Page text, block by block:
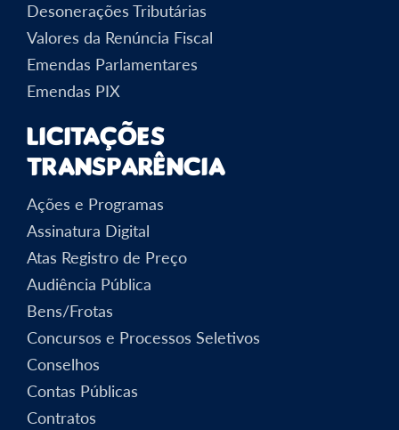
Desonerações Tributárias
Valores da Renúncia Fiscal
Emendas Parlamentares
Emendas PIX
Licitações
Transparência
Ações e Programas
Assinatura Digital
Atas Registro de Preço
Audiência Pública
Bens/Frotas
Concursos e Processos Seletivos
Conselhos
Contas Públicas
Contratos